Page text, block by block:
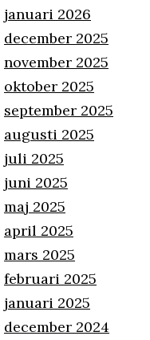
januari 2026
december 2025
november 2025
oktober 2025
september 2025
augusti 2025
juli 2025
juni 2025
maj 2025
april 2025
mars 2025
februari 2025
januari 2025
december 2024